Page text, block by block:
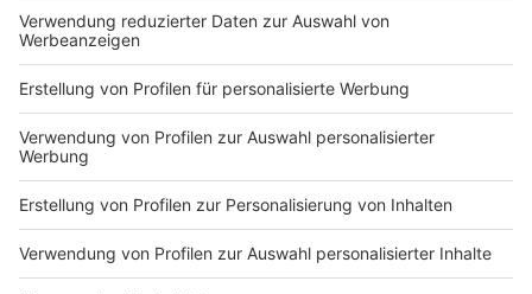
Du hast dir noch keine Artikel gemerkt
Markiere sie hierfür mit einem